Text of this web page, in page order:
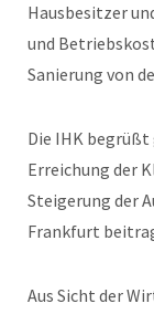
Hausbesitzer
und
Sanierung von
Die IHK
Erreichung der
Steigerung der
Frankfurt
Aus Sicht der